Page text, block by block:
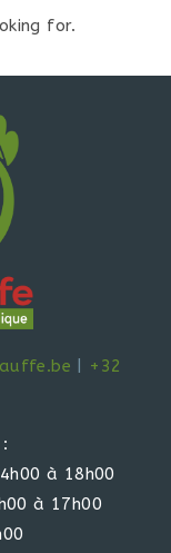
for.
+32
à 18h00
à 17h00